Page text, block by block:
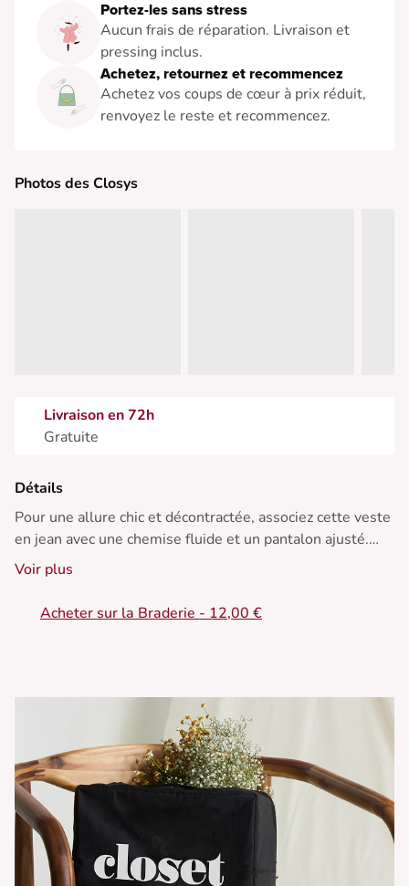
Portez-les sans stress
Aucun frais de réparation. Livraison et
pressing inclus.
Achetez, retournez et recommencez
Achetez vos coups de cœur à prix réduit,
renvoyez le reste et recommencez.
Photos des Closys
Livraison en 72h
Gratuite
Détails
Pour une allure chic et décontractée, associez cette veste
en jean avec une chemise fluide et un pantalon ajusté.
Parfaite pour les journées fraîches grâce à sa coupe sans
manches.
• Fermeture zippée
Voir plus
Acheter sur la Braderie - 12,00 €